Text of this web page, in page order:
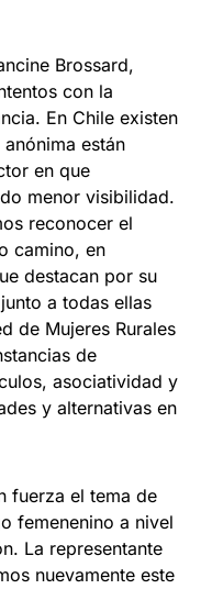
Brossard,
con la
En Chile existen
están
en que
menor visibilidad.
reconocer el
camino, en
destacan por su
a todas ellas
de Mujeres Rurales
de
asociatividad y
y alternativas en
fuerza el tema de
femenenino a nivel
La representante
nuevamente este